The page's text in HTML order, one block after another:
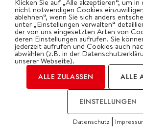
FOLLOW US ON
bigbbqde
Oliver Gawryluk – Digital Creator
Klicken Sie auf „Alle akzeptieren“, um in
nicht notwendigen Cookies
ablehnen“, wenn Sie sich anders
unter „Einstellungen verwalten“
der von uns eingesetzten Arten von
deren Einstellungen aufrufen. Sie
jederzeit aufrufen und Cookies auch
abwählen (z.B. in der
unserer Webseite).
ALLE ZULASSEN ALLE
EINSTELLUNGEN
Datenschutz |